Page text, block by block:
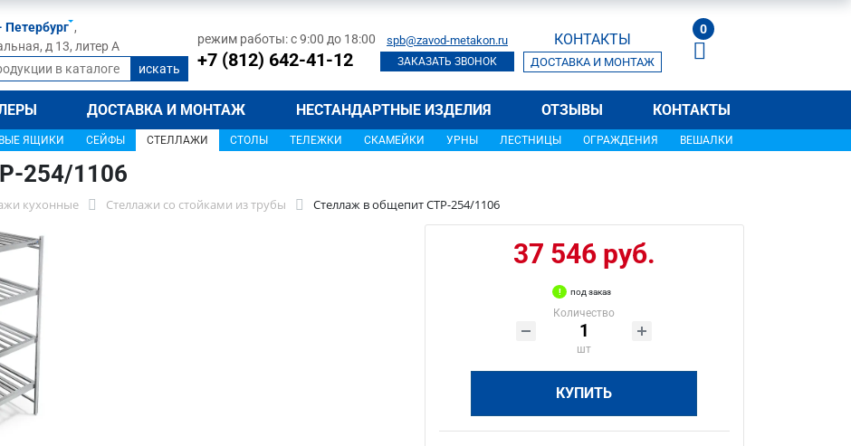
Петербург ,
д 13, литер А
режим работы: с 9:00 до 18:00
+7 (812) 642-41-12
spb@zavod-metakon.ru
ЗАКАЗАТЬ ЗВОНОК
КОНТАКТЫ
ДОСТАВКА И МОНТАЖ
0
ДОСТАВКА И МОНТАЖ НЕСТАНДАРТНЫЕ ИЗДЕЛИЯ ОТЗЫВЫ КОНТАКТЫ
ЯЩИКИ СЕЙФЫ СТЕЛЛАЖИ СТОЛЫ ТЕЛЕЖКИ СКАМЕЙКИ УРНЫ ЛЕСТНИЦЫ ОГРАЖДЕНИЯ ВЕШАЛКИ
254/1106
кухонные Стеллажи со стойками из трубы Стеллаж в общепит СТР-254/1106
37 546 руб.
под заказ
Количество
шт
КУПИТЬ